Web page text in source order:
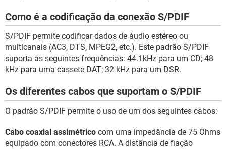
Como é a codificação da conexão S/PDIF
S/PDIF permite codificar dados de áudio estéreo ou
multicanais (AC3, DTS, MPEG2, etc.). Este padrão S/PDIF
suporta as seguintes frequências: 44.1kHz para um CD; 48
kHz para uma cassete DAT; 32 kHz para um DSR.
Os diferentes cabos que suportam o S/PDIF
O padrão S/PDIF permite o uso de um dos seguintes cabos:
Cabo coaxial assimétrico com uma impedância de 75 Ohms
equipado com conectores RCA. A distância de fiação